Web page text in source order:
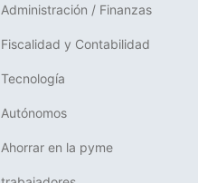
Administración / Finanzas
Fiscalidad y Contabilidad
Tecnología
Autónomos
Ahorrar en la pyme